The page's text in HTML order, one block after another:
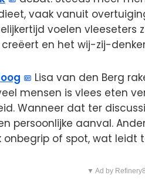
vaak vanuit
voelen vleeseters
en het wij-zij-
Lisa van den Berg
mensen is vlees eten
Wanneer dat ter
persoonlijke aanval.
of spot, wat leidt
▼ Ad by